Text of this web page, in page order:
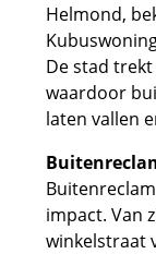
Helmond,
De stad
waardoor
laten vallen
impact. Van
winkelstraat